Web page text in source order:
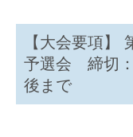
【大会要項】
予選会 締切
後まで